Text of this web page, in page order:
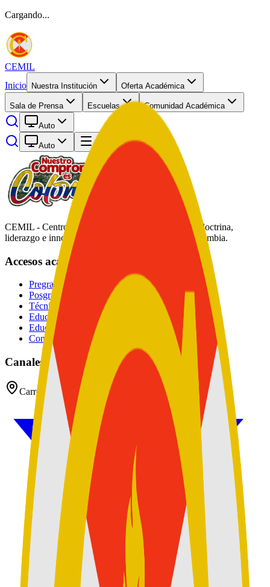
Cargando...
CEMIL
Inicio
Nuestra Institución Oferta Académica
Sala de Prensa Escuelas Comunidad Académica
Auto
Auto Abrir menú
CEMIL - Centro de Educación Militar. Formación, doctrina,
liderazgo e innovación académica al servicio de Colombia.
Accesos académicos
Pregrados
Posgrados
Técnico
Educación Continuada
Educación Militar
Convocatoria de Docentes
Canales oficiales
Carrera 54 No 26 - 25 CAN, Bogotá D.C, Colombia